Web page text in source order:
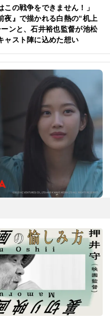
この戦争をできません！」
夜』で描かれる白熱の“机上
ンと、石井裕也監督が池松
ャスト陣に込めた想い